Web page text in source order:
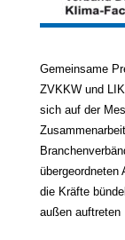
Gemeinsame
ZVKKW und
sich auf der
übergeordneten
die Kräfte
außen auftreten